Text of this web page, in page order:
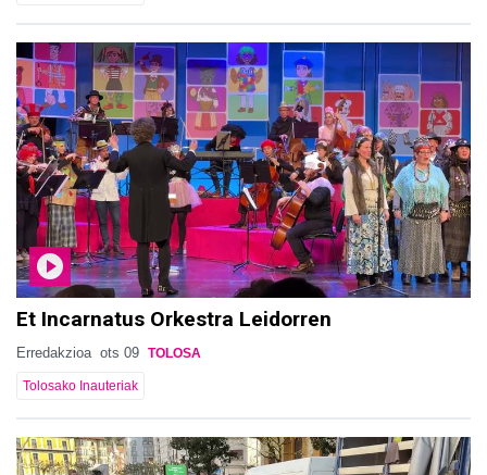
Et Incarnatus Orkestra Leidorren
Erredakzioa ots 09 TOLOSA
Tolosako Inauteriak